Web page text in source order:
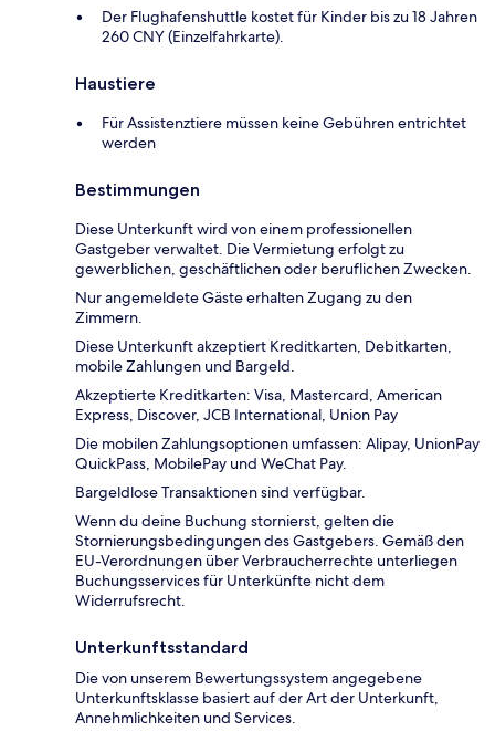
Der Flughafenshuttle kostet für Kinder bis zu 18 Jahren
260 CNY (Einzelfahrkarte).
Haustiere
Für Assistenztiere müssen keine Gebühren entrichtet
werden
Bestimmungen
Diese Unterkunft wird von einem professionellen
Gastgeber verwaltet. Die Vermietung erfolgt zu
gewerblichen, geschäftlichen oder beruflichen Zwecken.
Nur angemeldete Gäste erhalten Zugang zu den
Zimmern.
Diese Unterkunft akzeptiert Kreditkarten, Debitkarten,
mobile Zahlungen und Bargeld.
Akzeptierte Kreditkarten: Visa, Mastercard, American
Express, Discover, JCB International, Union Pay
Die mobilen Zahlungsoptionen umfassen: Alipay, UnionPay
QuickPass, MobilePay und WeChat Pay.
Bargeldlose Transaktionen sind verfügbar.
Wenn du deine Buchung stornierst, gelten die
Stornierungsbedingungen des Gastgebers. Gemäß den
EU-Verordnungen über Verbraucherrechte unterliegen
Buchungsservices für Unterkünfte nicht dem
Widerrufsrecht.
Unterkunftsstandard
Die von unserem Bewertungssystem angegebene
Unterkunftsklasse basiert auf der Art der Unterkunft,
Annehmlichkeiten und Services.